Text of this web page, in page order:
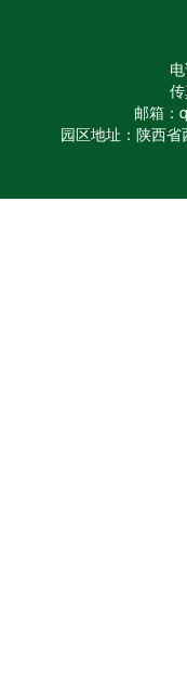
邮箱：
园区地址：陕西